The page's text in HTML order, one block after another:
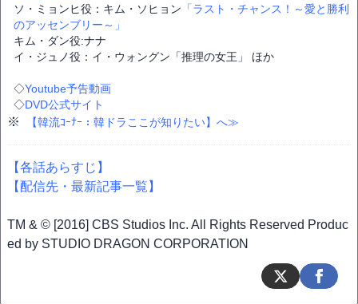
ソ・ミョンヒ役：キム・ソヒョン 「ラスト・チャンス！～愛と勝利
のアッセンブリー～」
キム・ダン役:ナナ
イ・ジュノ役：イ・ウォングン「推理の女王」 ほか
◇Youtube予告動画
◇DVD公式サイト
※ 【韓流ｺｰﾅｰ：韓ドラここが知りたい】へ≫
【各話あらすじ】
【配信先・最新記事一覧】
TM & © [2016] CBS Studios Inc. All Rights Reserved Produc
ed by STUDIO DRAGON CORPORATION